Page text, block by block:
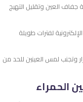
العين وتقليل التهيج
لفترات طويلة
وتجنب لمس العينين للحد من
الحمراء